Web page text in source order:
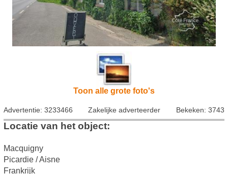
Toon alle grote foto's
Advertentie: 3233466 Zakelijke adverteerder Bekeken: 3743
Locatie van het object:
Macquigny
Picardie / Aisne
Frankrijk